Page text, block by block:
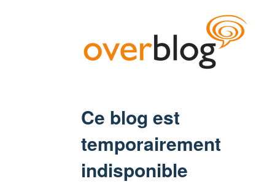
Ce blog est
temporairement
indisponible